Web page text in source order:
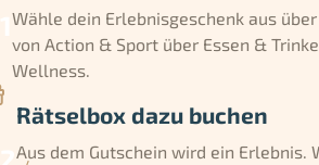
Wähle dein Erlebnisgeschenk aus
von Action & Sport über Essen &
Wellness.
Rätselbox dazu buchen
Aus dem Gutschein wird ein Erlebnis.